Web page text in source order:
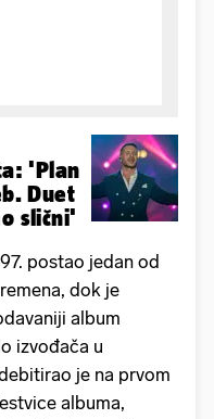
'Plan
Duet
slični'
postao jedan od
dok je
album
izvođača u
je na prvom
albuma,